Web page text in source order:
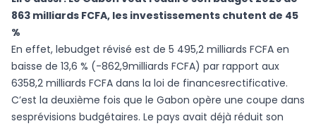
863 milliards FCFA, les investissements chutent de 45
%
En effet, lebudget révisé est de 5 495,2 milliards FCFA en
baisse de 13,6 % (-862,9milliards FCFA) par rapport aux
6358,2 milliards FCFA dans la loi de financesrectificative.
C’est la deuxième fois que le Gabon opère une coupe dans
sesprévisions budgétaires. Le pays avait déjà réduit son